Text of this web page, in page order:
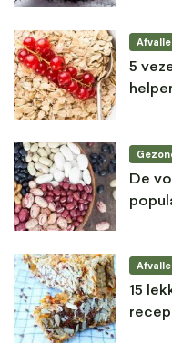
5
De
15